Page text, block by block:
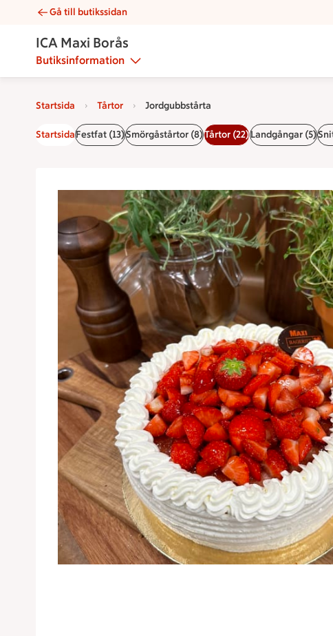
Jordgubbstårta | Catering ICA Maxi Borås
Gå till butikssidan
ICA Maxi Borås
Butiksinformation
Startsida Tårtor Jordgubbstårta
StartsidaFestfat (13)Smörgåstårtor (8)Tårtor (22)Landgångar (5)